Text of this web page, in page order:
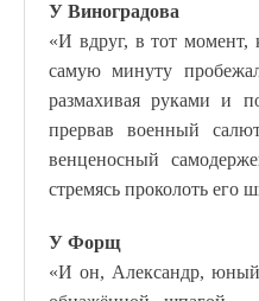
У Виноградова
«И вдруг, в тот момент,
самую минуту
размахивая руками и
прервав военный
венценосный
стремясь проколоть его
У Форщ
«И он, Александр, юный